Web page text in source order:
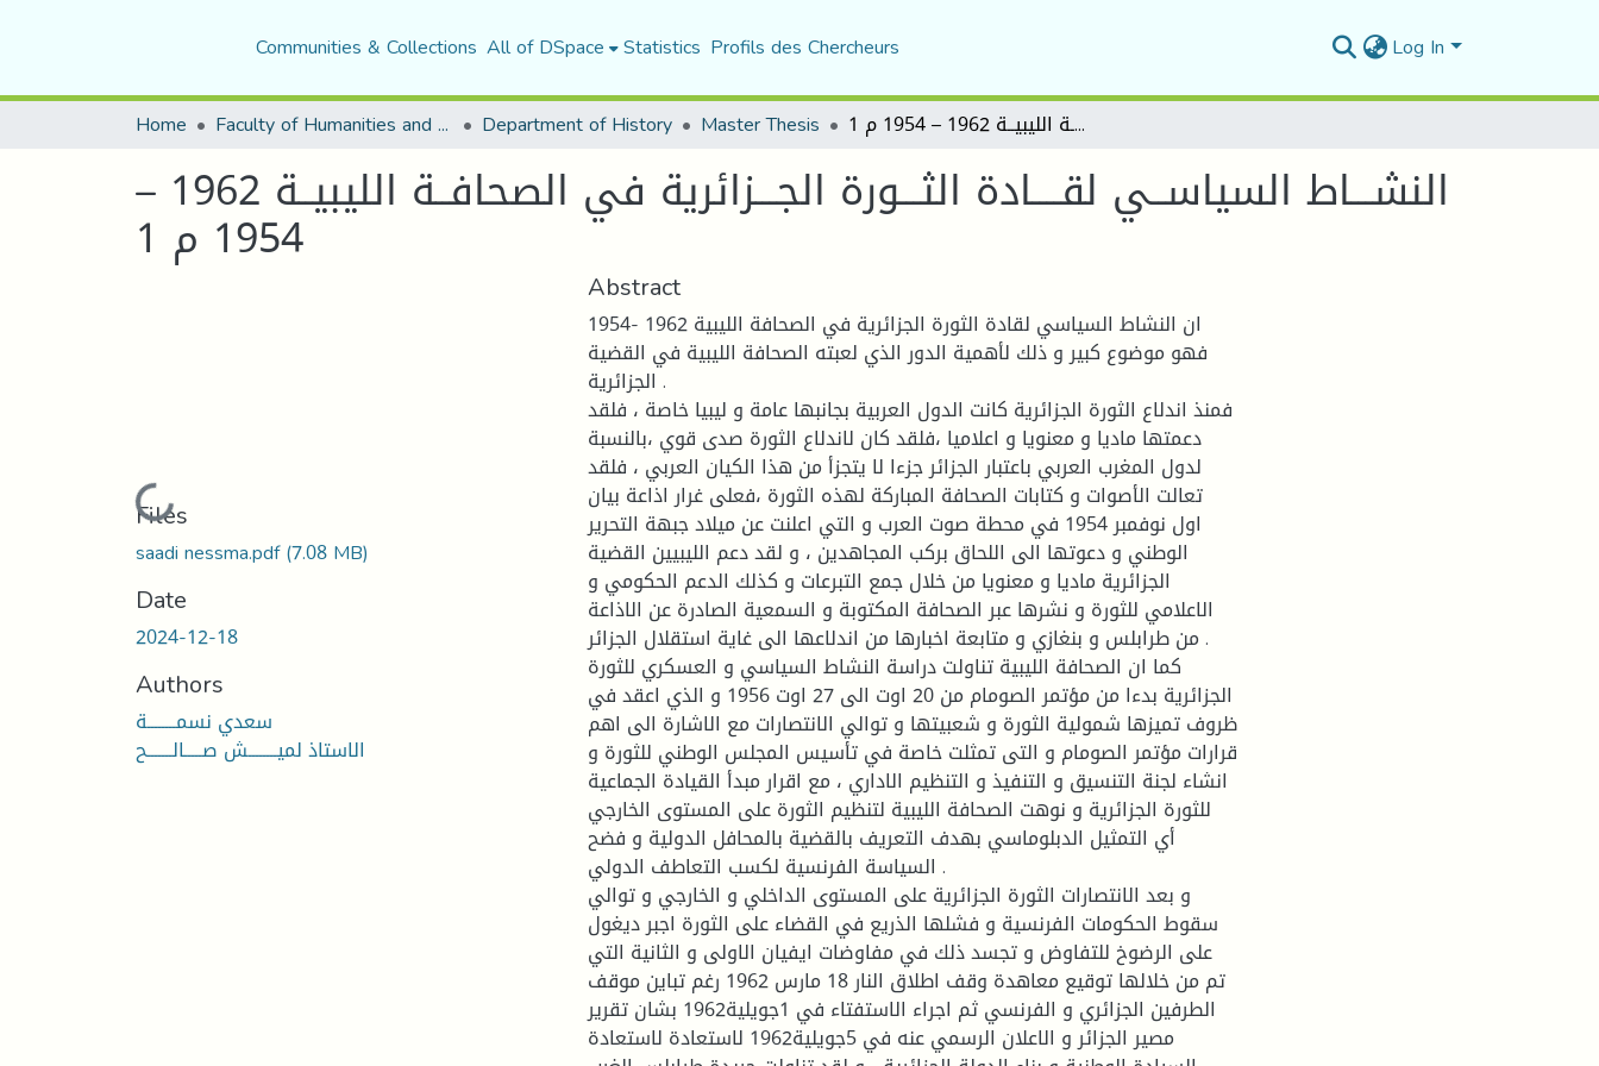
Communities & Collections All of DSpace Statistics Profils des Chercheurs Log In
Home Faculty of Humanities and Social Sciences Department of History Master Thesis النشـــاط السياســي لقــــادة الثـــورة الجـــزائرية في الصحافــة الليبيــة 1962 – 1954 م 1
النشـــاط السياســي لقــــادة الثـــورة الجـــزائرية في الصحافــة الليبيــة 1962 –
1954 م 1
Loading...
Files
saadi nessma.pdf(7.08 MB)
Date
2024-12-18
Authors
سعدي نسمــــــــة
الاستاذ لميــــــــش صـــــالـــــــح
Abstract
ان النشاط السياسي لقادة الثورة الجزائرية في الصحافة الليبية 1962 -1954
فهو موضوع كبير و ذلك لأهمية الدور الذي لعبته الصحافة الليبية في القضية
الجزائرية .
فمنذ اندلاع الثورة الجزائرية كانت الدول العربية بجانبها عامة و ليبيا خاصة ، فلقد
دعمتها ماديا و معنويا و اعلاميا ،فلقد كان لاندلاع الثورة صدى قوي ،بالنسبة
لدول المغرب العربي باعتبار الجزائر جزءا لا يتجزأ من هذا الكيان العربي ، فلقد
تعالت الأصوات و كتابات الصحافة المباركة لهذه الثورة ،فعلى غرار اذاعة بيان
اول نوفمبر 1954 في محطة صوت العرب و التي اعلنت عن ميلاد جبهة التحرير
الوطني و دعوتها الى اللحاق بركب المجاهدين ، و لقد دعم الليبيين القضية
الجزائرية ماديا و معنويا من خلال جمع التبرعات و كذلك الدعم الحكومي و
الاعلامي للثورة و نشرها عبر الصحافة المكتوبة و السمعية الصادرة عن الاذاعة
من طرابلس و بنغازي و متابعة اخبارها من اندلاعها الى غاية استقلال الجزائر .
كما ان الصحافة الليبية تناولت دراسة النشاط السياسي و العسكري للثورة
الجزائرية بدءا من مؤتمر الصومام من 20 اوت الى 27 اوت 1956 و الذي اعقد في
ظروف تميزها شمولية الثورة و شعبيتها و توالي الانتصارات مع الاشارة الى اهم
قرارات مؤتمر الصومام و التى تمثلت خاصة في تأسيس المجلس الوطني للثورة و
انشاء لجنة التنسيق و التنفيذ و التنظيم الاداري ، مع اقرار مبدأ القيادة الجماعية
للثورة الجزائرية و نوهت الصحافة الليبية لتنظيم الثورة على المستوى الخارجي
أي التمثيل الدبلوماسي بهدف التعريف بالقضية بالمحافل الدولية و فضح
السياسة الفرنسية لكسب التعاطف الدولي .
و بعد الانتصارات الثورة الجزائرية على المستوى الداخلي و الخارجي و توالي
سقوط الحكومات الفرنسية و فشلها الذريع في القضاء على الثورة اجبر ديغول
على الرضوخ للتفاوض و تجسد ذلك في مفاوضات ايفيان الاولى و الثانية التي
تم من خلالها توقيع معاهدة وقف اطلاق النار 18 مارس 1962 رغم تباين موقف
الطرفين الجزائري و الفرنسي ثم اجراء الاستفتاء في 1جويلية1962 بشان تقرير
مصير الجزائر و الاعلان الرسمي عنه في 5جويلية1962 لاستعادة لاستعادة